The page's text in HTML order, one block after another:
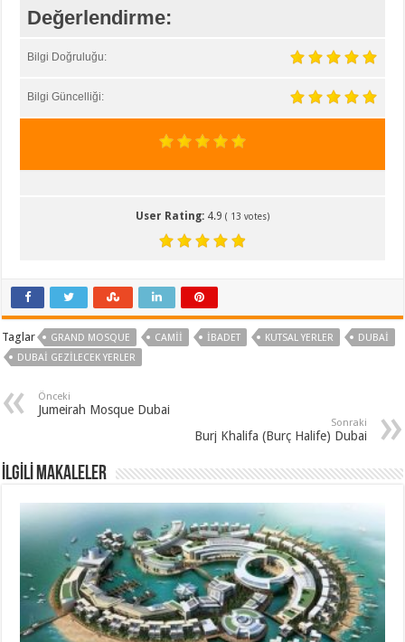
Değerlendirme:
Bilgi Doğruluğu:
Bilgi Güncelliği:
User Rating: 4.9 ( 13 votes)
Taglar GRAND MOSQUE CAMII IBADET KUTSAL YERLER
DUBAI
DUBAI GEZILECEK YERLER
Önceki
Jumeirah Mosque Dubai
Sonraki
Burj Khalifa (Burç Halife) Dubai
İLGİLİ MAKALELER